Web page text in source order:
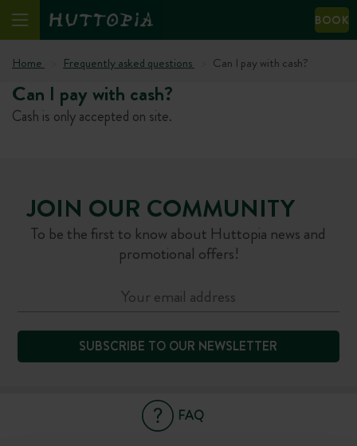
BOOK
Home Frequently asked questions Can I pay with cash?
Can I pay with cash?
Cash is only accepted on site.
JOIN OUR COMMUNITY
To be the first to know about Huttopia news and
promotional offers!
SUBSCRIBE TO OUR NEWSLETTER
FAQ